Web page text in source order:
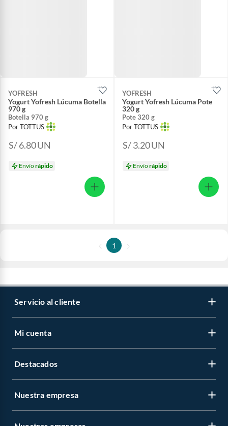
YOFRESH
Yogurt Yofresh Lúcuma Botella
970 g
Botella 970 g
Por TOTTUS
S/ 6.80UN
Envíorápido
YOFRESH
Yogurt Yofresh Lúcuma Pote
320 g
Pote 320 g
Por TOTTUS
S/ 3.20UN
Envíorápido
1
Servicio al cliente
Mi cuenta
Destacados
Nuestra empresa